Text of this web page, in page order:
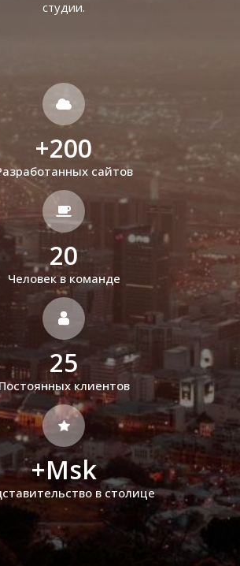
студии.
+200
сайтов
20
Человек в команде
25
клиентов
+Msk
в столице